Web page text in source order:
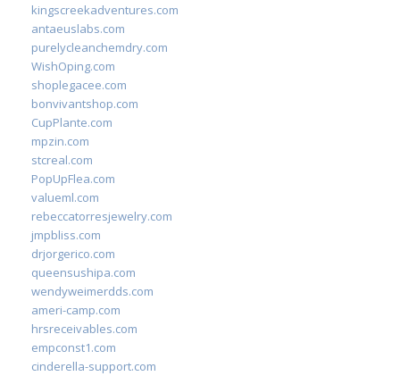
kingscreekadventures.com
antaeuslabs.com
purelycleanchemdry.com
WishOping.com
shoplegacee.com
bonvivantshop.com
CupPlante.com
mpzin.com
stcreal.com
PopUpFlea.com
valueml.com
rebeccatorresjewelry.com
jmpbliss.com
drjorgerico.com
queensushipa.com
wendyweimerdds.com
ameri-camp.com
hrsreceivables.com
empconst1.com
cinderella-support.com